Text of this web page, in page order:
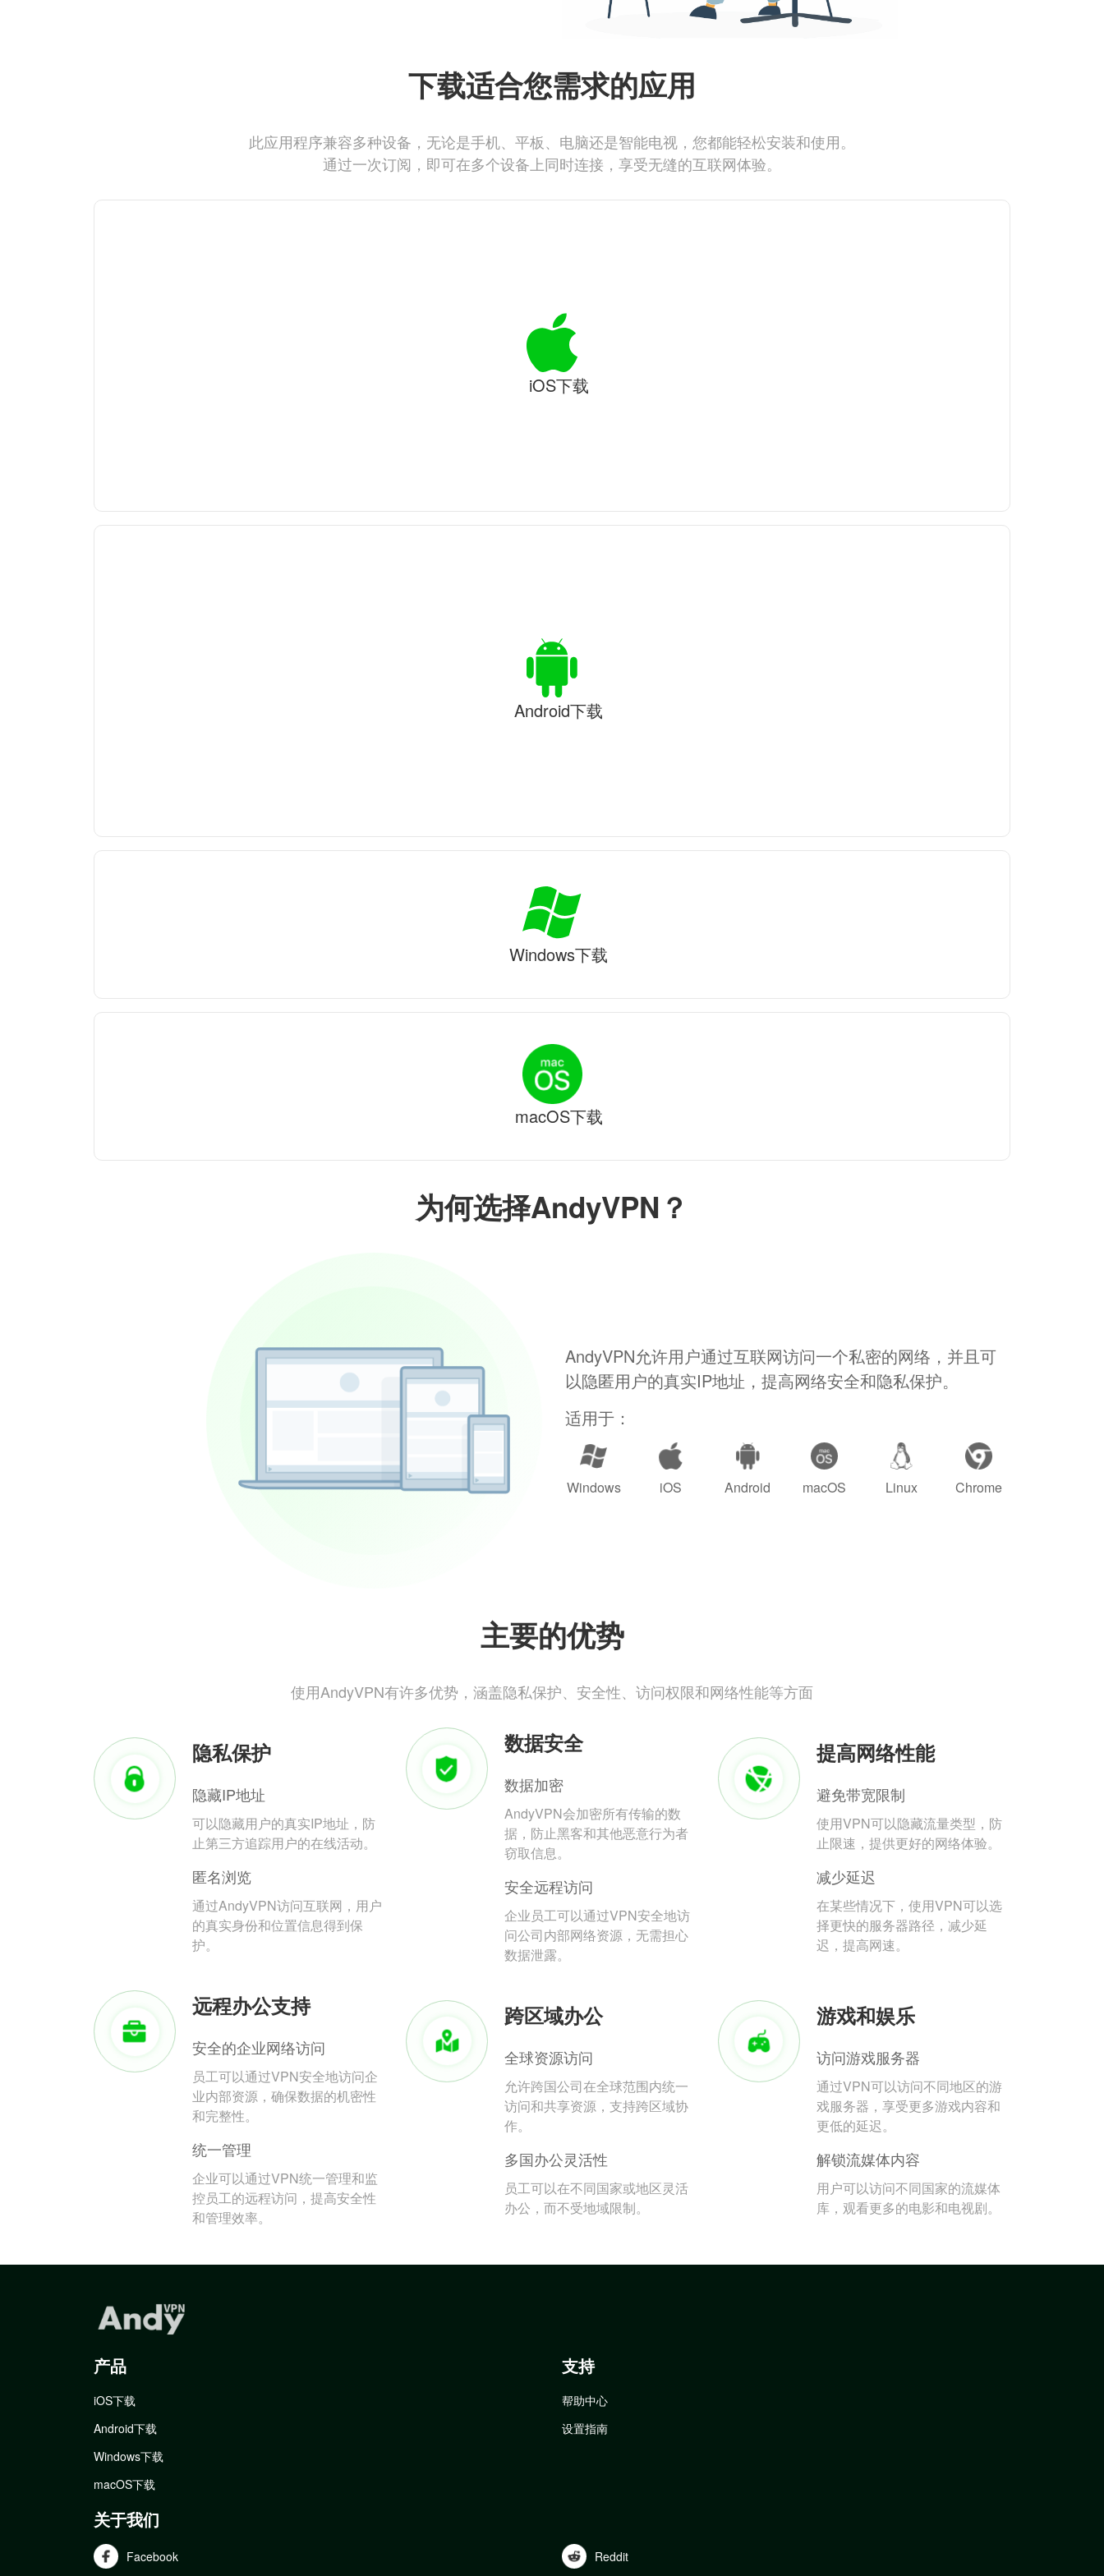
为何选择AndyVPN？
AndyVPN允许用户通过互联网访问一个私密的网络，并且可
以隐匿用户的真实IP地址，提高网络安全和隐私保护。
适用于：
Windows iOS Android macOS Linux Chrome
主要的优势
使用AndyVPN有许多优势，涵盖隐私保护、安全性、访问权限和网络性能等方面
隐私保护
隐藏IP地址
可以隐藏用户的真实IP地址，防
止第三方追踪用户的在线活动。
匿名浏览
通过AndyVPN访问互联网，用户
的真实身份和位置信息得到保
护。
数据安全
数据加密
AndyVPN会加密所有传输的数
据，防止黑客和其他恶意行为者
窃取信息。
安全远程访问
企业员工可以通过VPN安全地访
问公司内部网络资源，无需担心
数据泄露。
提高网络性能
避免带宽限制
使用VPN可以隐藏流量类型，防
止限速，提供更好的网络体验。
减少延迟
在某些情况下，使用VPN可以选
择更快的服务器路径，减少延
迟，提高网速。
远程办公支持
安全的企业网络访问
员工可以通过VPN安全地访问企
业内部资源，确保数据的机密性
和完整性。
统一管理
企业可以通过VPN统一管理和监
控员工的远程访问，提高安全性
和管理效率。
跨区域办公
全球资源访问
允许跨国公司在全球范围内统一
访问和共享资源，支持跨区域协
作。
多国办公灵活性
员工可以在不同国家或地区灵活
办公，而不受地域限制。
游戏和娱乐
访问游戏服务器
通过VPN可以访问不同地区的游
戏服务器，享受更多游戏内容和
更低的延迟。
解锁流媒体内容
用户可以访问不同国家的流媒体
库，观看更多的电影和电视剧。
下载适合您需求的应用
此应用程序兼容多种设备，无论是手机、平板、电脑还是智能电视，您都能轻松安装和使用。
通过一次订阅，即可在多个设备上同时连接，享受无缝的互联网体验。
iOS下载
Android下载
Windows下载
macOS下载
产品
iOS下载
Android下载
Windows下载
macOS下载
支持
帮助中心
设置指南
关于我们
Facebook Reddit